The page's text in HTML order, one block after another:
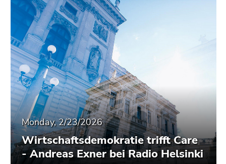
Monday, 2/23/2026
Wirtschaftsdemokratie trifft Care
- Andreas Exner bei Radio Helsinki